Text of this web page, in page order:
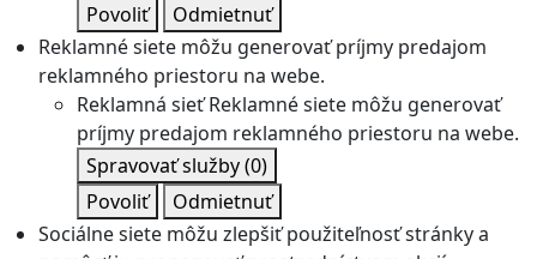
Povoliť
Odmietnuť
Reklamné siete môžu generovať príjmy predajom
reklamného priestoru na webe.
Reklamná sieť Reklamné siete môžu generovať
príjmy predajom reklamného priestoru na webe.
Spravovať služby(0)
Povoliť
Odmietnuť
Sociálne siete môžu zlepšiť použiteľnosť stránky a